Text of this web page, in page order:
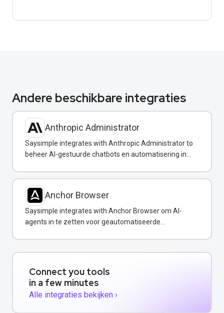
Andere beschikbare integraties
Anthropic Administrator
Saysimple integrates with Anthropic Administrator to
beheer AI-gestuurde chatbots en automatisering in
Anchor Browser
Saysimple integrates with Anchor Browser om AI-
agents in te zetten voor geautomatiseerde
Connect you tools
in a few minutes
Alle integraties bekijken ›